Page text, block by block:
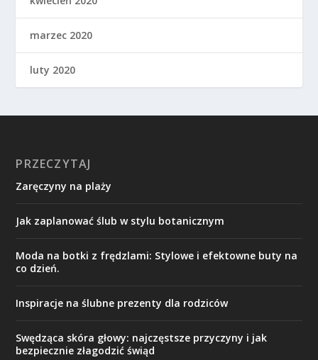
marzec 2020
luty 2020
PRZECZYTAJ
Zaręczyny na plaży
Jak zaplanować ślub w stylu botanicznym
Moda na botki z frędzlami: Stylowe i efektowne buty na
co dzień.
Inspiracje na ślubne prezenty dla rodziców
Swędząca skóra głowy: najczęstsze przyczyny i jak
bezpiecznie złagodzić świąd